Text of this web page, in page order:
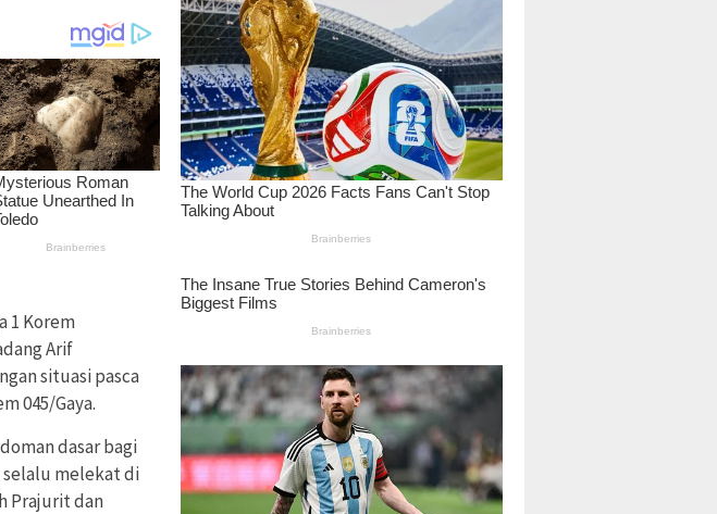
1 Korem
Arif
situasi pasca
045/Gaya.
dasar bagi
melekat di
Prajurit dan